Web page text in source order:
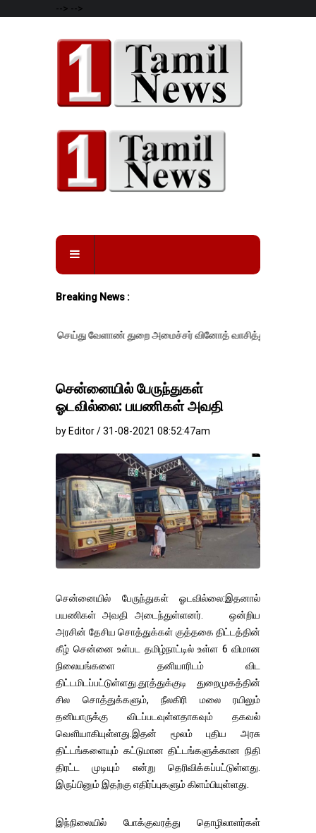
--> -->
Breaking News :
வேளாண் துறை அமைச்சர் வினோத் வாசித்து வருகிறார். �.
சென்னையில் பேருந்துகள்
ஓடவில்லை: பயணிகள் அவதி
by Editor / 31-08-2021 08:52:47am
சென்னையில் பேருந்துகள் ஓடவில்லை:இதனால்
பயணிகள் அவதி அடைந்துள்ளனர். ஒன்றிய
அரசின் தேசிய சொத்துக்கள் குத்தகை திட்டத்தின்
கீழ் சென்னை உள்பட தமிழ்நாட்டில் உள்ள 6 விமான
நிலையங்களை தனியாரிடம் விட
திட்டமிடப்பட்டுள்ளது.தூத்துக்குடி துறைமுகத்தின்
சில சொத்துக்களும், நீலகிரி மலை ரயிலும்
தனியாருக்கு விடப்படவுள்ளதாகவும் தகவல்
வெளியாகியுள்ளது.இதன் மூலம் புதிய அரசு
திட்டங்களையும் கட்டுமான திட்டங்களுக்கான நிதி
திரட்ட முடியும் என்று தெரிவிக்கப்பட்டுள்ளது.
இருப்பினும் இதற்கு எதிர்ப்புகளும் கிளம்பியுள்ளது.
இந்நிலையில் போக்குவரத்து தொழிலாளர்கள்